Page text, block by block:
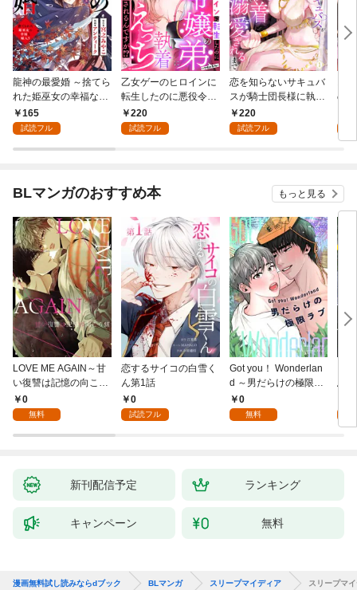
龍神の最愛婚 ～捨てら
れた姫巫女の幸福な嫁
入り～: 1
165
試読フル
乙女ゲーのヒロインに
転生したのに悪役令嬢
の弟（攻略対象外）に
執着えっちされるんで
220
試読フル
恋を知らないサキュバ
スが騎士団長様に執着
溺愛されるまで: 1
220
試読フル
の
BLマンガのおすすめ本 もっと見る
LOVE ME AGAIN～甘
い復讐は記憶の向こう
側～(1)
0
無料
恋するサイコの白雪く
ん第1話
0
試読フル
Got you！ Wonderlan
d ～男だらけの極限ラ
ブ～(1)
0
無料
鳥
新刊配信予定 ランキング
キャンペーン 無料
漫画無料試し読みならdブック BLマンガ スリープマイディア スリープマ